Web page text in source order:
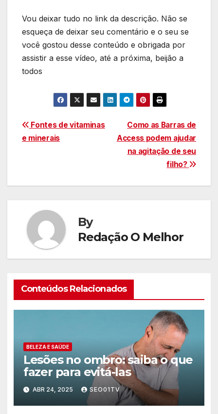
Vou deixar tudo no link da descrição. Não se
esqueça de deixar seu comentário e o seu se
você gostou desse conteúdo e obrigada por
assistir a esse vídeo, até a próxima, beijão a
todos
Navegação
de
Como as Barras de
Access podem ajudar
na agitação de seu
filho?
Fontes de vitaminas
e minerais
By
Redação O Melhor
Conteúdos Relacionados
BELEZA E SAÚDE
Lesões no ombro: saiba o que
fazer para evitá-las
ABR 24, 2025 SEO01TV